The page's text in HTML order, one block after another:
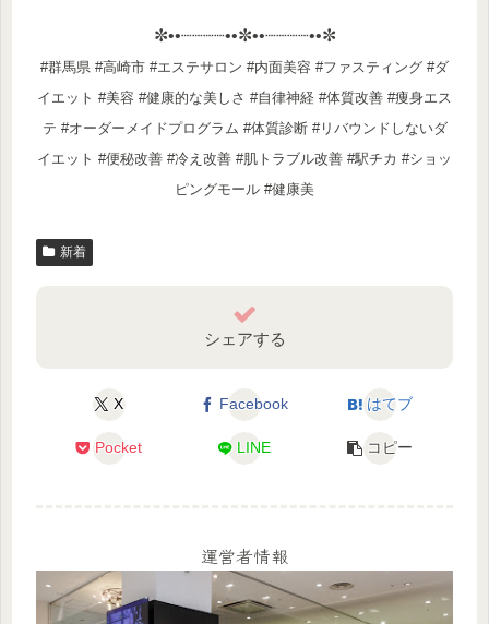
✼••┈┈┈┈••✼••┈┈┈┈••✼
#群馬県 #高崎市 #エステサロン #内面美容 #ファスティング #ダ
イエット #美容 #健康的な美しさ #自律神経 #体質改善 #痩身エス
テ #オーダーメイドプログラム #体質診断 #リバウンドしないダ
イエット #便秘改善 #冷え改善 #肌トラブル改善 #駅チカ #ショッ
ピングモール #健康美
新着
シェアする
X Facebook はてブ
Pocket LINE コピー
運営者情報